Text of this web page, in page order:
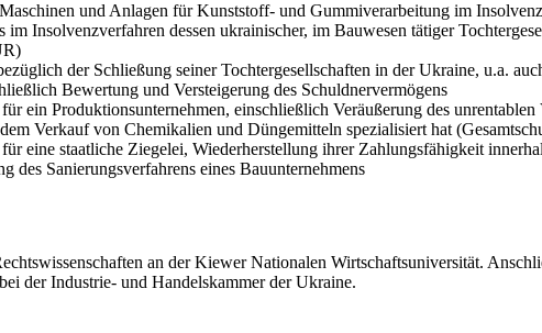
und Anlagen für Kunststoff- und Gummiverarbeitung im
Insolvenzverfahren dessen ukrainischer, im Bauwesen tätiger
der Schließung seiner Tochtergesellschaften in der Ukraine, u.a.
Bewertung und Versteigerung des Schuldnervermögens
ein Produktionsunternehmen, einschließlich Veräußerung des
Verkauf von Chemikalien und Düngemitteln spezialisiert hat
eine staatliche Ziegelei, Wiederherstellung ihrer Zahlungsfähigkeit
des Sanierungsverfahrens eines Bauunternehmens
an der Kiewer Nationalen Wirtschaftsuniversität.
der Industrie- und Handelskammer der Ukraine.